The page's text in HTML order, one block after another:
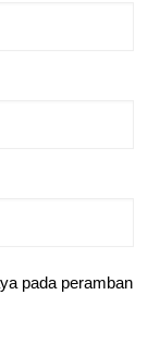
pada peramban